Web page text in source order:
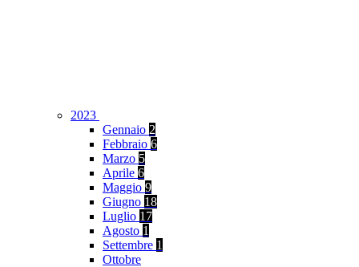
2023
Gennaio 2
Febbraio 6
Marzo 5
Aprile 6
Maggio 9
Giugno 18
Luglio 17
Agosto 1
Settembre 1
Ottobre